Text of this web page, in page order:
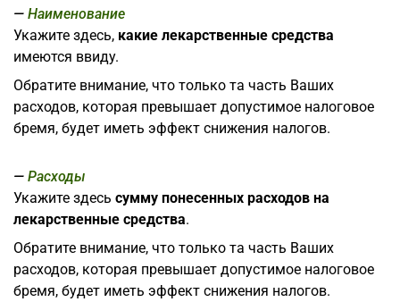
Наименование
Укажите здесь, какие лекарственные средства
имеются ввиду.
Обратите внимание, что только та часть Ваших
расходов, которая превышает допустимое налоговое
бремя, будет иметь эффект снижения налогов.
Расходы
Укажите здесь сумму понесенных расходов на
лекарственные средства.
Обратите внимание, что только та часть Ваших
расходов, которая превышает допустимое налоговое
бремя, будет иметь эффект снижения налогов.